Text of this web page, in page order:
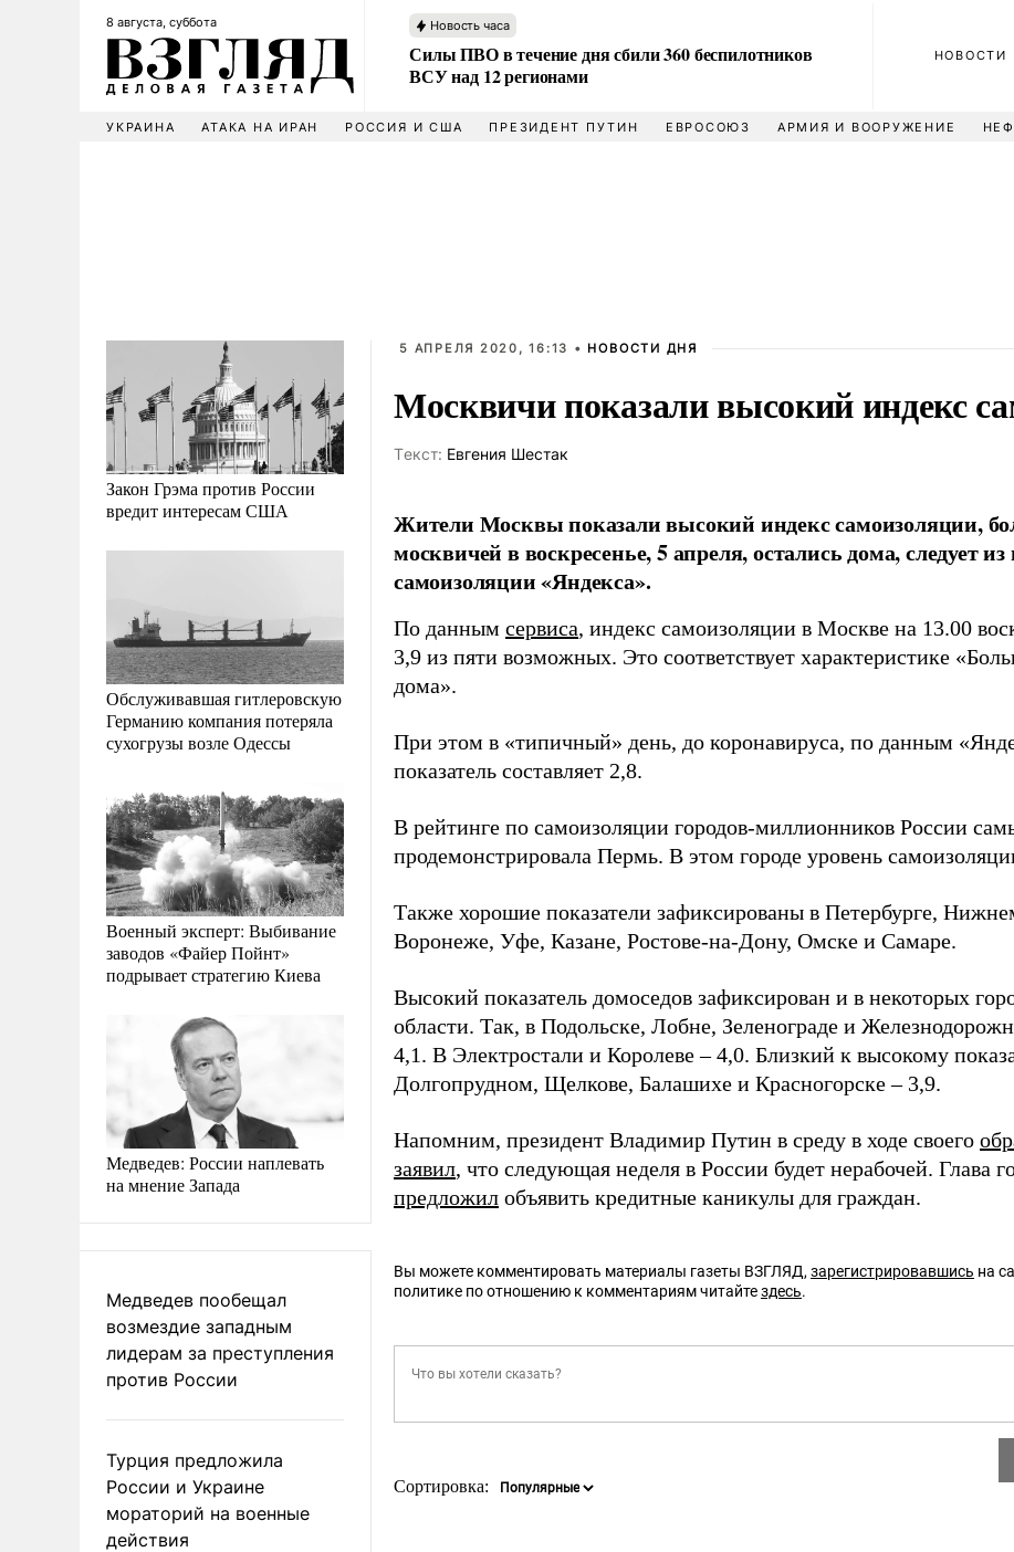
8 августа, суббота Новость часа
Силы ПВО в течение дня сбили 360 беспилотников
ВСУ над 12 регионами
НОВОСТИ
УКРАИНА АТАКА НА ИРАН РОССИЯ И США ПРЕЗИДЕНТ ПУТИН ЕВРОСОЮЗ АРМИЯ И ВООРУЖЕНИЕ
Закон Грэма против России
вредит интересам США
Обслуживавшая гитлеровскую
Германию компания потеряла
сухогрузы возле Одессы
Военный эксперт: Выбивание
заводов «Файер Пойнт»
подрывает стратегию Киева
Медведев: России наплевать
на мнение Запада
Медведев пообещал
возмездие западным
лидерам за преступления
против России
Турция предложила
России и Украине
мораторий на военные
действия
5 АПРЕЛЯ 2020, 16:13 • НОВОСТИ ДНЯ
Москвичи показали высокий индекс
Tекст: Евгения Шестак
Жители Москвы показали высокий индекс самоизоляции,
москвичей в воскресенье, 5 апреля, остались дома, следует из
самоизоляции «Яндекса».
По данным сервиса, индекс самоизоляции в Москве на 13.00
3,9 из пяти возможных. Это соответствует характеристике
дома».
При этом в «типичный» день, до коронавируса, по данным
показатель составляет 2,8.
В рейтинге по самоизоляции городов-миллионников России
продемонстрировала Пермь. В этом городе уровень
Также хорошие показатели зафиксированы в Петербурге,
Воронеже, Уфе, Казане, Ростове-на-Дону, Омске и Самаре.
Высокий показатель домоседов зафиксирован и в некоторых
области. Так, в Подольске, Лобне, Зеленограде и
4,1. В Электростали и Королеве – 4,0. Близкий к высокому
Долгопрудном, Щелкове, Балашихе и Красногорске – 3,9.
Напомним, президент Владимир Путин в среду в ходе своего
заявил, что следующая неделя в России будет нерабочей. Глава
предложил объявить кредитные каникулы для граждан.
Вы можете комментировать материалы газеты ВЗГЛЯД, зарегистрировавшись на
политике по отношению к комментариям читайтездесь.
Сортировка: